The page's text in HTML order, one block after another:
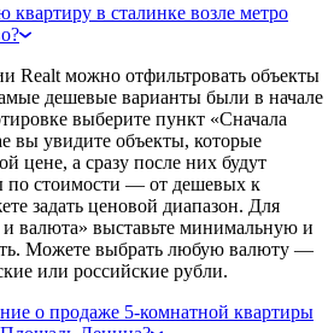
в сталинке возле метро
Realt можно отфильтровать объекты
дешевые варианты были в начале
выберите пункт «Сначала
вы увидите объекты, которые
цене, а сразу после них будут
по стоимости — от дешевых к
задать ценовой диапазон. Для
и валюта» выставьте минимальную и
Можете выбрать любую валюту —
или российские рубли.
о продаже 5-комнатной квартиры